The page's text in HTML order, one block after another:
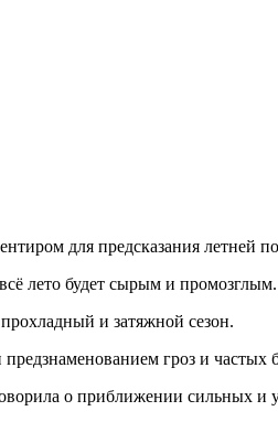
для предсказания летней
лето будет сырым и промозглым.
и затяжной сезон.
гроз и частых
о приближении сильных и